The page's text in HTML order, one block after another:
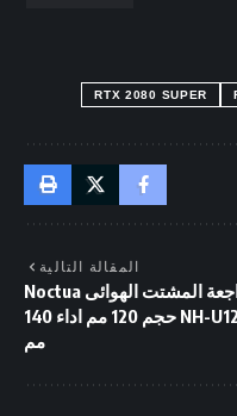
RTX 2080 SUPER
المقالة التالية
مراجعة المشتت الهوائى Noctua
NH-U12A حجم 120 مم اداء 140
مم